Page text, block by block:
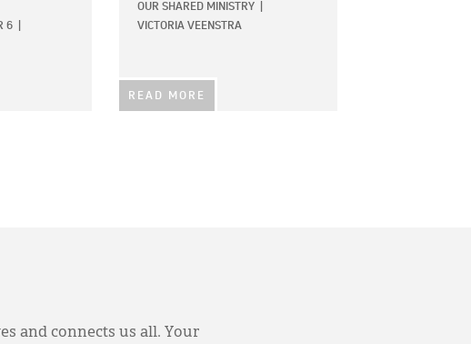
6
OUR SHARED MINISTRY
VICTORIA VEENSTRA
READ MORE
and connects us all. Your